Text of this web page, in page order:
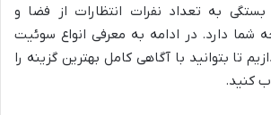
به تعداد نفرات انتظارات از فضا و
شما دارد. در ادامه به معرفی انواع سوئیت
تا بتوانید با آگاهی کامل بهترین گزینه را
کنید.